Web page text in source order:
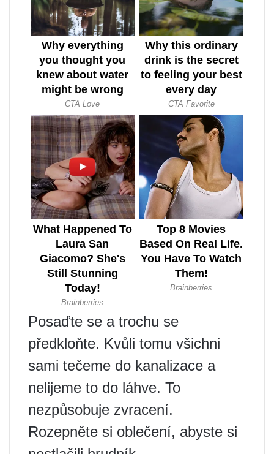
Posaďte se a trochu se
předkloňte. Kvůli tomu všichni
sami tečeme do kanalizace a
nelijeme to do láhve. To
nezpůsobuje zvracení.
Rozepněte si oblečení, abyste si